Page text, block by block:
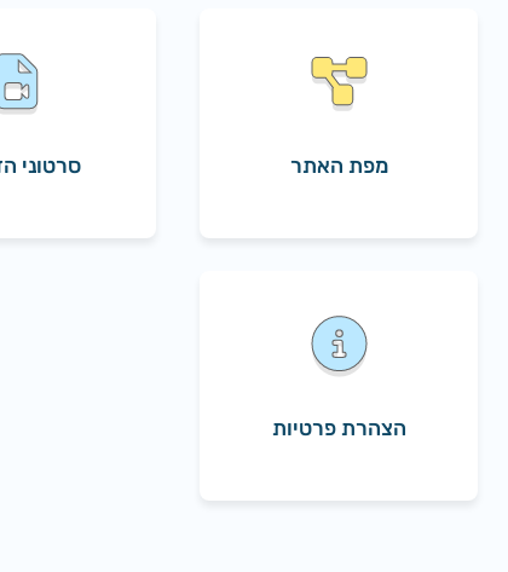
מפת האתר סרטוני
הצהרת פרטיות